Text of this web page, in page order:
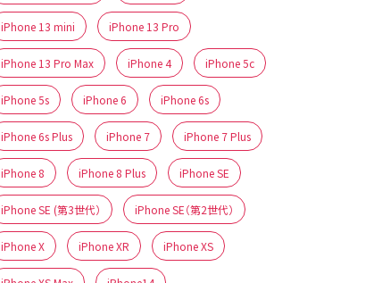
iPhone 13 mini iPhone 13 Pro
iPhone 13 Pro Max iPhone 4 iPhone 5c
iPhone 5s iPhone 6 iPhone 6s
iPhone 6s Plus iPhone 7 iPhone 7 Plus
iPhone 8 iPhone 8 Plus iPhone SE
iPhone SE (第3世代） iPhone SE（第2世代）
iPhone X iPhone XR iPhone XS